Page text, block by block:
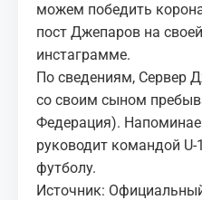
можем победить
пост Джепаров на
инстаграмме.
По сведениям, Сервер
со своим сыном
Федерация).
руководит командой U-
футболу.
Источник: